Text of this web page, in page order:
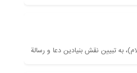
باسعادت امام سجاد(علیه‌السلام)، به تبیین نقش بنیادین دعا و رسالة